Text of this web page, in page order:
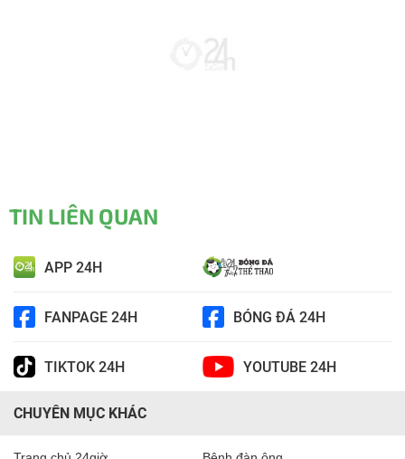
TIN LIÊN QUAN
APP 24H
FANPAGE 24H BÓNG ĐÁ 24H
TIKTOK 24H YOUTUBE 24H
CHUYÊN MỤC KHÁC